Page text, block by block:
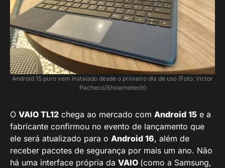
Android 15 puro vem instalado desde o primeiro dia de uso (Foto: Victor
Pacheco/Showmetech)
O VAIO TL12 chega ao mercado com Android 15 e a
fabricante confirmou no evento de lançamento que
ele será atualizado para o Android 16, além de
receber pacotes de segurança por mais um ano. Não
há uma interface própria da VAIO (como a Samsung,